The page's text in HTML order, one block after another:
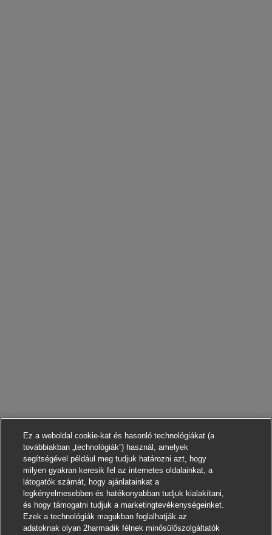
Ez a weboldal cookie-kat és hasonló technológiákat (a
továbbiakban „technológiák”) használ, amelyek
segítségével például meg tudjuk határozni azt, hogy
milyen gyakran keresik fel az internetes oldalainkat, a
látogatók számát, hogy ajánlatainkat a
legkényelmesebben és hatékonyabban tudjuk kialakítani,
és hogy támogatni tudjuk a marketingtevékenységeinket.
Ezek a technológiák magukban foglalhatják az
adatoknak olyan 2harmadik félnek minősülőszolgáltatók